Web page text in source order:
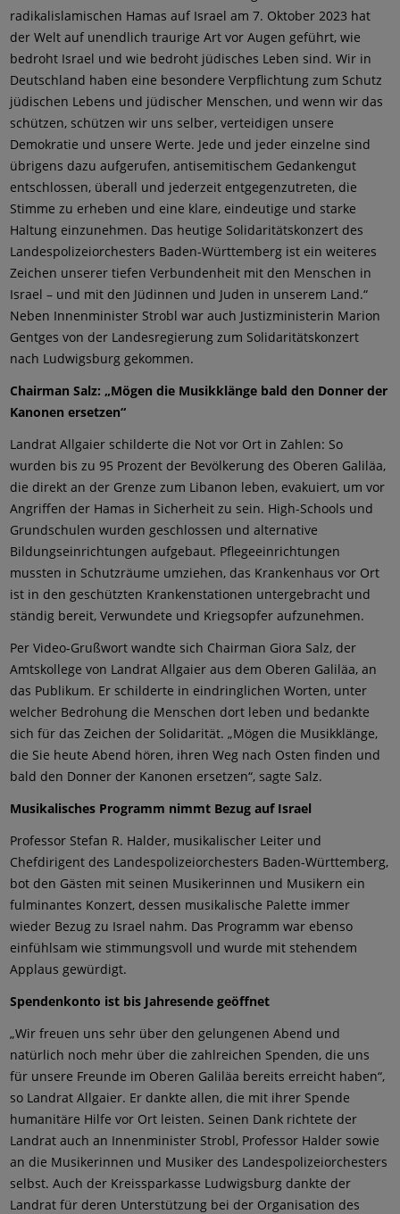
radikalislamischen Hamas auf Israel am 7. Oktober 2023 hat
der Welt auf unendlich traurige Art vor Augen geführt, wie
bedroht Israel und wie bedroht jüdisches Leben sind. Wir in
Deutschland haben eine besondere Verpflichtung zum Schutz
jüdischen Lebens und jüdischer Menschen, und wenn wir das
schützen, schützen wir uns selber, verteidigen unsere
Demokratie und unsere Werte. Jede und jeder einzelne sind
übrigens dazu aufgerufen, antisemitischem Gedankengut
entschlossen, überall und jederzeit entgegenzutreten, die
Stimme zu erheben und eine klare, eindeutige und starke
Haltung einzunehmen. Das heutige Solidaritätskonzert des
Landespolizeiorchesters Baden-Württemberg ist ein weiteres
Zeichen unserer tiefen Verbundenheit mit den Menschen in
Israel – und mit den Jüdinnen und Juden in unserem Land.“
Neben Innenminister Strobl war auch Justizministerin Marion
Gentges von der Landesregierung zum Solidaritätskonzert
nach Ludwigsburg gekommen.
Chairman Salz: „Mögen die Musikklänge bald den Donner der
Kanonen ersetzen“
Landrat Allgaier schilderte die Not vor Ort in Zahlen: So
wurden bis zu 95 Prozent der Bevölkerung des Oberen Galiläa,
die direkt an der Grenze zum Libanon leben, evakuiert, um vor
Angriffen der Hamas in Sicherheit zu sein. High-Schools und
Grundschulen wurden geschlossen und alternative
Bildungseinrichtungen aufgebaut. Pflegeeinrichtungen
mussten in Schutzräume umziehen, das Krankenhaus vor Ort
ist in den geschützten Krankenstationen untergebracht und
ständig bereit, Verwundete und Kriegsopfer aufzunehmen.
Per Video-Grußwort wandte sich Chairman Giora Salz, der
Amtskollege von Landrat Allgaier aus dem Oberen Galiläa, an
das Publikum. Er schilderte in eindringlichen Worten, unter
welcher Bedrohung die Menschen dort leben und bedankte
sich für das Zeichen der Solidarität. „Mögen die Musikklänge,
die Sie heute Abend hören, ihren Weg nach Osten finden und
bald den Donner der Kanonen ersetzen“, sagte Salz.
Musikalisches Programm nimmt Bezug auf Israel
Professor Stefan R. Halder, musikalischer Leiter und
Chefdirigent des Landespolizeiorchesters Baden-Württemberg,
bot den Gästen mit seinen Musikerinnen und Musikern ein
fulminantes Konzert, dessen musikalische Palette immer
wieder Bezug zu Israel nahm. Das Programm war ebenso
einfühlsam wie stimmungsvoll und wurde mit stehendem
Applaus gewürdigt.
Spendenkonto ist bis Jahresende geöffnet
„Wir freuen uns sehr über den gelungenen Abend und
natürlich noch mehr über die zahlreichen Spenden, die uns
für unsere Freunde im Oberen Galiläa bereits erreicht haben“,
so Landrat Allgaier. Er dankte allen, die mit ihrer Spende
humanitäre Hilfe vor Ort leisten. Seinen Dank richtete der
Landrat auch an Innenminister Strobl, Professor Halder sowie
an die Musikerinnen und Musiker des Landespolizeiorchesters
selbst. Auch der Kreissparkasse Ludwigsburg dankte der
Landrat für deren Unterstützung bei der Organisation des